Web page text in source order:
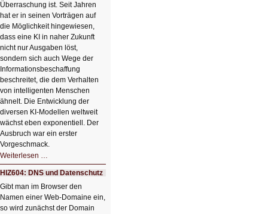
Überraschung ist. Seit Jahren
hat er in seinen Vorträgen auf
die Möglichkeit hingewiesen,
dass eine KI in naher Zukunft
nicht nur Ausgaben löst,
sondern sich auch Wege der
Informationsbeschaffung
beschreitet, die dem Verhalten
von intelligenten Menschen
ähnelt. Die Entwicklung der
diversen KI-Modellen weltweit
wächst eben exponentiell. Der
Ausbruch war ein erster
Vorgeschmack.
Weiterlesen …
Der
Ausbruch
der
KI
HIZ604: DNS und Datenschutz
Gibt man im Browser den
Namen einer Web-Domaine ein,
so wird zunächst der Domain